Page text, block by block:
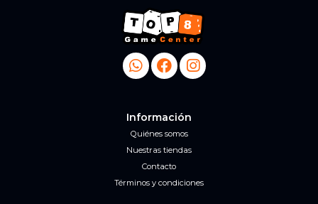
Información
Quiénes somos
Nuestras tiendas
Contacto
Términos y condiciones